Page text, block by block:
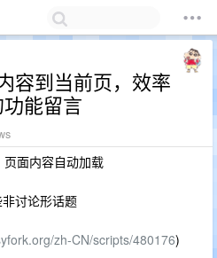
容到当前页，效率
能留言
面内容自动加载
讨论形话题
zh-CN/scripts/480176)